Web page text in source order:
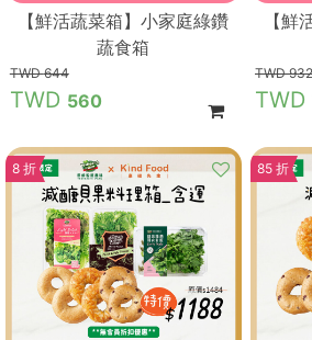
【鮮活蔬菜箱】小家庭綠鑽
蔬食箱
644
560
【鮮
932
8 折 85 折